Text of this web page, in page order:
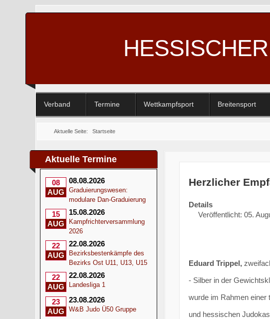
Verband Termine Wettkampfsport Breitensport
Aktuelle Seite:Startseite
Aktuelle Termine
08
AUG
08.08.2026
Graduierungswesen:
modulare Dan-Graduierung
15
AUG
15.08.2026
Kampfrichterversammlung
2026
22
AUG
22.08.2026
Bezirksbestenkämpfe des
Bezirks Ost U11, U13, U15
22
AUG
22.08.2026
Landesliga 1
23
AUG
23.08.2026
W&B Judo Ü50 Gruppe
Herzlicher
Details
Veröffentlicht: 05.
Eduard Trippel,
- Silber in der
wurde im Rahmen
und hessischen